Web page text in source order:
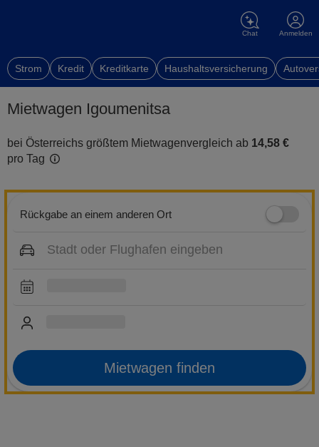
Chat Anmelden
Strom Kredit Kreditkarte Haushaltsversicherung
Mietwagen Igoumenitsa
bei Österreichs größtem Mietwagenvergleich ab 14,58 €
pro Tag
Rückgabe an einem anderen Ort
Mietwagen finden